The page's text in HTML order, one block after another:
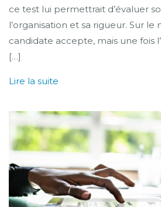
ce test lui permettrait d’évaluer
l’organisation et sa rigueur. Sur le
candidate accepte, mais une fois
[…]
Lire la suite